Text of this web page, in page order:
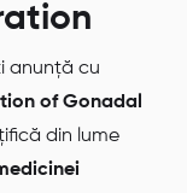
anunță cu
of Gonadal
din lume